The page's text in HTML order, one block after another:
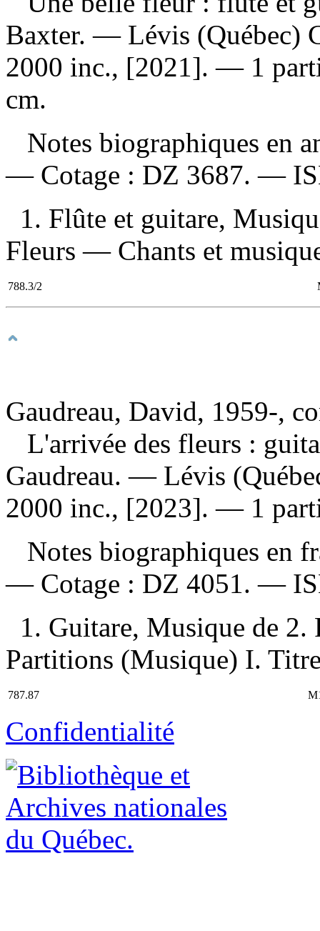
Baxter. — Lévis (Québec)
2000 inc., [2021]. — 1
cm.
Notes biographiques en
— Cotage : DZ 3687. —
1. Flûte et guitare,
Fleurs — Chants et
788.3/2
Gaudreau, David, 1959-,
L'arrivée des fleurs :
Gaudreau. — Lévis
2000 inc., [2023]. — 1
Notes biographiques en
— Cotage : DZ 4051. —
1. Guitare, Musique de
Partitions (Musique) I.
787.87
Confidentialité